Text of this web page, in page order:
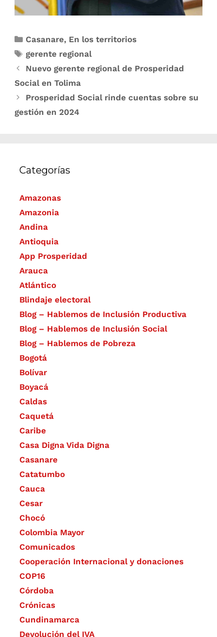
Casanare, En los territorios
gerente regional
Nuevo gerente regional de Prosperidad
Social en Tolima
Prosperidad Social rinde cuentas sobre su
gestión en 2024
Categorías
Amazonas
Amazonia
Andina
Antioquia
App Prosperidad
Arauca
Atlántico
Blindaje electoral
Blog – Hablemos de Inclusión Productiva
Blog – Hablemos de Inclusión Social
Blog – Hablemos de Pobreza
Bogotá
Bolívar
Boyacá
Caldas
Caquetá
Caribe
Casa Digna Vida Digna
Casanare
Catatumbo
Cauca
Cesar
Chocó
Colombia Mayor
Comunicados
Cooperación Internacional y donaciones
COP16
Córdoba
Crónicas
Cundinamarca
Devolución del IVA